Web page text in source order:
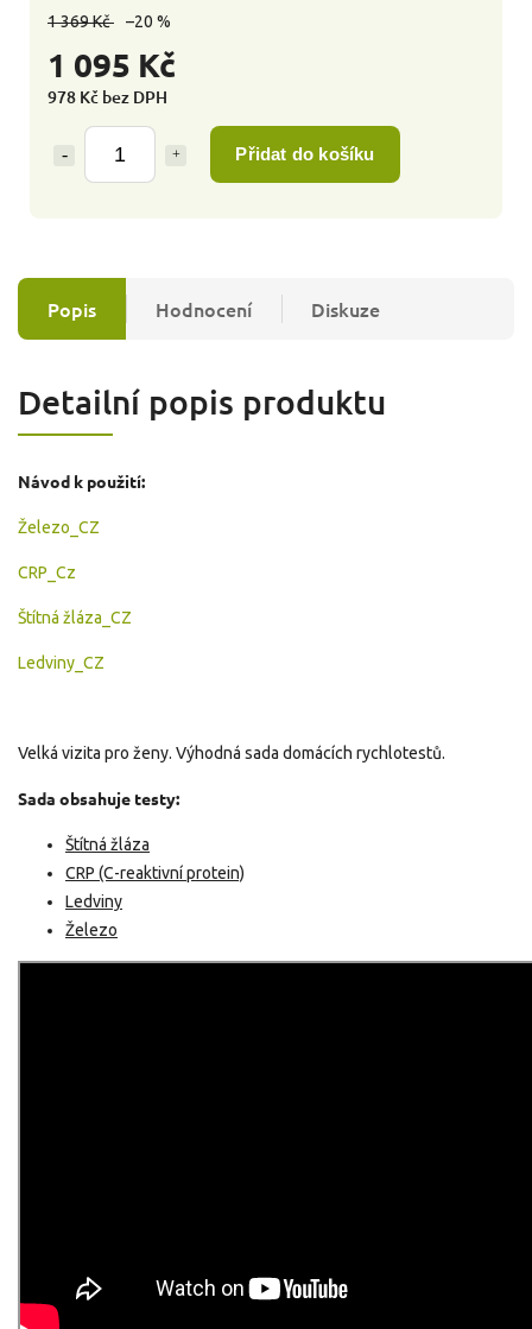
1 369 Kč –20 %
1 095 Kč
978 Kč bez DPH
Přidat do košíku
Popis Hodnocení Diskuze
Detailní popis produktu
Návod k použití:
Železo_CZ
CRP_Cz
Štítná žláza_CZ
Ledviny_CZ
Velká vizita pro ženy. Výhodná sada domácích rychlotestů.
Sada obsahuje testy:
Štítná žláza
CRP (C-reaktivní protein)
Ledviny
Železo